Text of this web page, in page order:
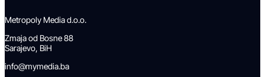
Metropoly Media d.o.o.
Zmaja od Bosne 88
Sarajevo, BiH
info@mymedia.ba